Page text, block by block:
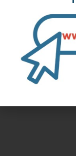
Dates des